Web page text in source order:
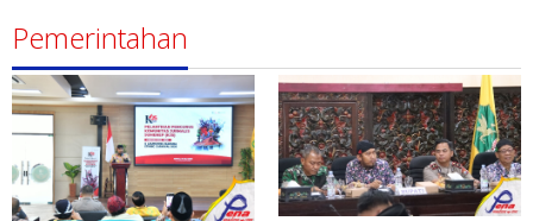
Pemerintahan